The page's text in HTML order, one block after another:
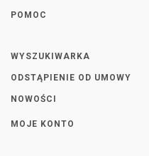
POMOC
WYSZUKIWARKA
ODSTĄPIENIE OD UMOWY
NOWOŚCI
MOJE KONTO